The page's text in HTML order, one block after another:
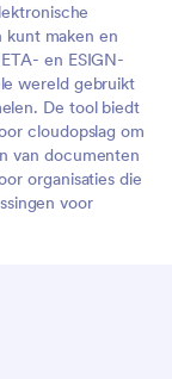
kunt maken en
en ESIGN-
wereld gebruikt
De tool biedt
cloudopslag om
van documenten
organisaties die
voor